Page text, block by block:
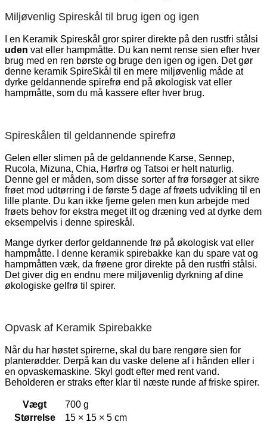
Miljøvenlig Spireskål til brug igen og igen
I en Keramik Spireskål gror spirer direkte på den rustfri stålsi
uden vat eller hampmåtte. Du kan nemt rense sien efter hver
brug med en ren børste og bruge den igen og igen. Det gør
denne keramik SpireSkål til en mere miljøvenlig måde at
dyrke geldannende spirefrø end på økologisk vat eller
hampmåtte, som du må kassere efter hver brug.
Spireskålen til geldannende spirefrø
Gelen eller slimen på de geldannende Karse, Sennep,
Rucola, Mizuna, Chia, Hørfrø og Tatsoi er helt naturlig.
Denne gel er måden, som disse sorter af frø forsøger at sikre
frøet mod udtørring i de første 5 dage af frøets udvikling til en
lille plante. Du kan ikke fjerne gelen men kun arbejde med
frøets behov for ekstra meget ilt og dræning ved at dyrke dem
eksempelvis i denne spireskål.
Mange dyrker derfor geldannende frø på økologisk vat eller
hampmåtte. I denne keramik spirebakke kan du spare vat og
hampmåtten væk, da frøene gror direkte på den rustfri stålsi.
Det giver dig en endnu mere miljøvenlig dyrkning af dine
økologiske gelfrø til spirer.
Opvask af Keramik Spirebakke
Når du har høstet spirerne, skal du bare rengøre sien for
planterødder. Derpå kan du vaske delene af i hånden eller i
en opvaskemaskine. Skyl godt efter med rent vand.
Beholderen er straks efter klar til næste runde af friske spirer.
Vægt
700 g
Størrelse
15 × 15 × 5 cm